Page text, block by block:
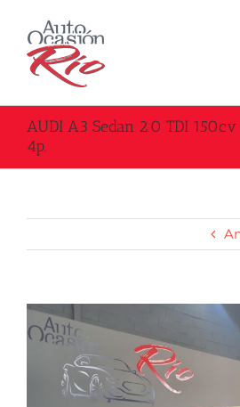
contenido
AUDI A3 Sedan 2.0 TDI
4p.
Ver
imagen
grande